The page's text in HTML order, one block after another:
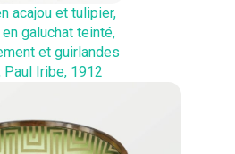
acajou et tulipier,
galuchat teinté,
et guirlandes
Paul Iribe, 1912